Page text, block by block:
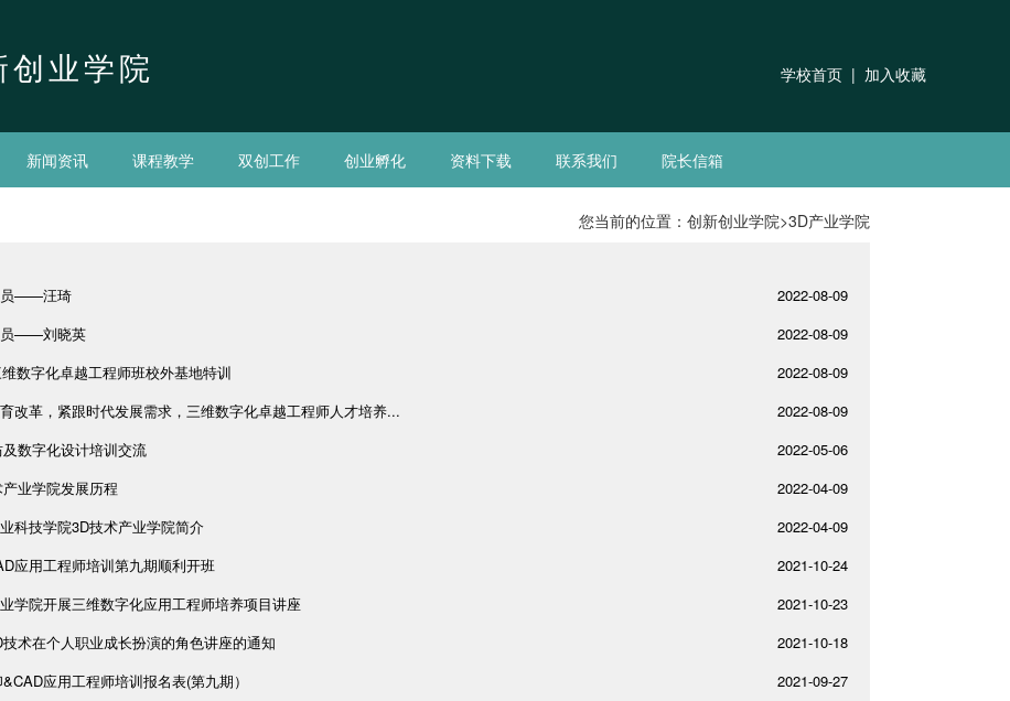
创业学院 学校首页 | 加入收藏
新闻资讯 课程教学 双创工作 创业孵化 资料下载 联系我们 院长信箱
您当前的位置： 创新创业学院>3D产业学院
员——汪琦
2022-08-09
员——刘晓英
2022-08-09
数字化卓越工程师班校外基地特训
2022-08-09
育改革，紧跟时代发展需求，三维数字化卓越工程师人才培养...
2022-08-09
数字化设计培训交流
2022-05-06
业学院发展历程
2022-04-09
科技学院3D技术产业学院简介
2022-04-09
应用工程师培训第九期顺利开班
2021-10-24
学院开展三维数字化应用工程师培养项目讲座
2021-10-23
技术在个人职业成长扮演的角色讲座的通知
2021-10-18
应用工程师培训报名表(第九期）
2021-09-27